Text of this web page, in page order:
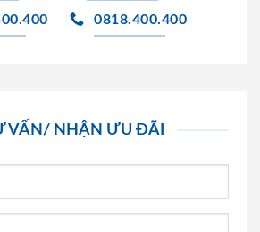
0818.400.400
VẤN/ NHẬN ƯU ĐÃI